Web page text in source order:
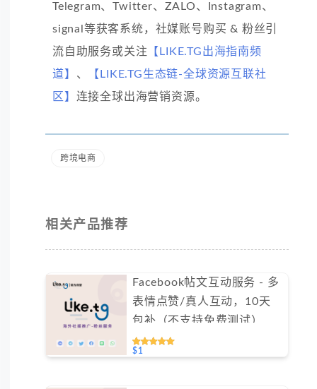
Telegram、Twitter、ZALO、Instagram、
signal等获客系统，社媒账号购买 & 粉丝引
流自助服务或关注 【LIKE.TG出海指南频
道】 、
【LIKE.TG生态链-全球资源互联社
区】 连接全球出海营销资源。
跨境电商
相关产品推荐
Facebook帖文互动服务 - 多
表情点赞/真人互动，10天
包补（不支持免费测试）
$1